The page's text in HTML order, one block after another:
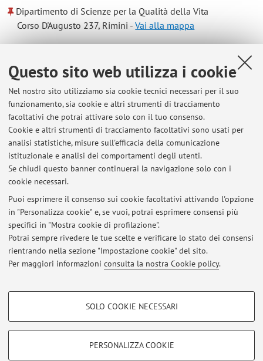
Questo sito web utilizza i cookie
Nel nostro sito utilizziamo sia cookie tecnici necessari per il suo
funzionamento, sia cookie e altri strumenti di tracciamento
facoltativi che potrai attivare solo con il tuo consenso.
Cookie e altri strumenti di tracciamento facoltativi sono usati per
analisi statistiche, misure sull'efficacia della comunicazione
istituzionale e analisi dei comportamenti degli utenti.
Se chiudi questo banner continuerai la navigazione solo con i
cookie necessari.
Puoi esprimere il consenso sui cookie facoltativi attivando l'opzione
in "Personalizza cookie" e, se vuoi, potrai esprimere consensi più
specifici in "Mostra cookie di profilazione".
Potrai sempre rivedere le tue scelte e verificare lo stato dei consensi
rientrando nella sezione "Impostazione cookie" del sito.
Per maggiori informazioni consulta la nostra Cookie policy.
COOKIE DI PROFILAZIONE - FACOLTATIVI
SOLO COOKIE NECESSARI
PERSONALIZZA COOKIE
Dipartimento di Scienze per la Qualità della Vita
Corso D'Augusto 237, Rimini -Vai alla mappa
Risorse in rete
ORCID
Orario di ricevimento
https://calendar.app.google/4e6Drd14kCJofqwY9
Ultimi avvisi
Al momento non sono presenti avvisi.
Area riservata
Accedi tramiteloginper gestire tutti i contenuti del sito.